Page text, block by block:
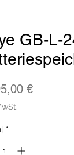
GB-L-
€Preis
*